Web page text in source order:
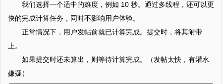
我们选择一个适中的难度，例如 10 秒。通过多线程，还可以更
快的完成计算任务，同时不影响用户体验。
正常情况下，用户发帖前就已计算完成。提交时，将其附带
上。
如果提交时还未算出，则等待计算完成。（发帖太快，有灌水
嫌疑）